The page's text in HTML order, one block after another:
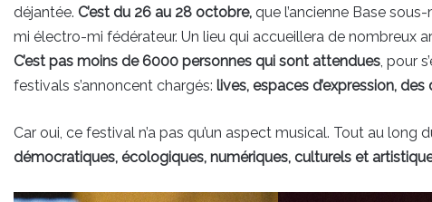
déjantée. C’est du 26 au 28 octobre, que l’ancienne Base
mi électro-mi fédérateur. Un lieu qui accueillera de nombreux
C’est pas moins de 6000 personnes qui sont attendues, pour
festivals s’annoncent chargés: lives, espaces d’expression,
Car oui, ce festival n’a pas qu’un aspect musical. Tout au
démocratiques, écologiques, numériques, culturels et